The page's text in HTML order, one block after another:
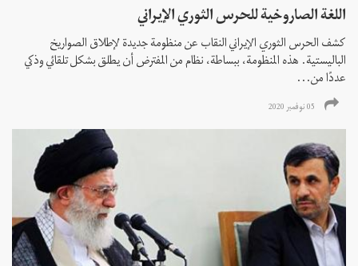
اللغة الصاروخية للحرس الثوري الإيراني
كشف الحرس الثوري الإيراني النقاب عن منظومة جديدة لإطلاق الصواريخ
الباليستية. هذه المنظومة، ببساطة، نظام من المفترض أن يطلق بشكل تلقائي وذكي
عددًا من...
05 نوفمبر 2020